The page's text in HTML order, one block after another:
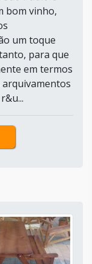
bom vinho,
um toque
para que
em termos
arquivamentos